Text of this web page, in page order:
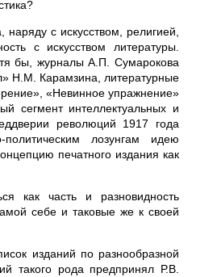
с искусством, религией,
с искусством литературы.
бы, журналы А.П. Сумарокова
Н.М. Карамзина, литературные
«Невинное упражнение»
сегмент интеллектуальных и
революций 1917 года
лозунгам идею
печатного издания как
как часть и разновидность
себе и таковые же к своей
изданий по разнообразной
такого рода предпринял Р.В.